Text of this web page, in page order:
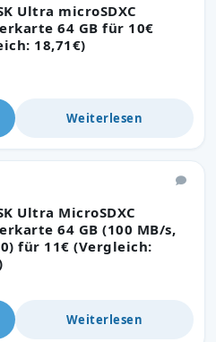
Ultra microSDXC
64 GB für 10€
18,71€)
Weiterlesen
Ultra MicroSDXC
64 GB (100 MB/s,
für 11€ (Vergleich:
Weiterlesen